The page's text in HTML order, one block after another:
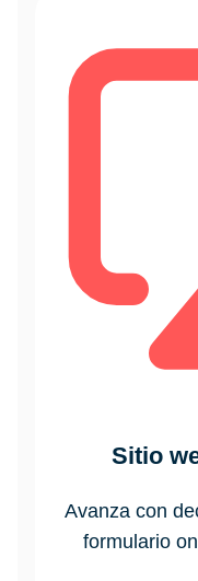
Sitio
Avanza con
formulario